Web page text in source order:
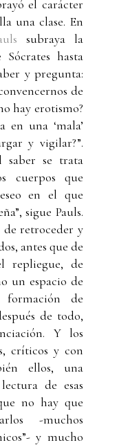
el carácter
una clase. En
subraya la
hasta
y pregunta:
de
hay erotismo?
en una ‘mala’
y vigilar?”.
saber se trata
cuerpos que
en el que
sigue Pauls.
de retroceder y
antes que de
repliegue, de
un espacio de
de
de todo,
Y los
críticos y con
ellos, una
de esas
no hay que
-muchos
y mucho